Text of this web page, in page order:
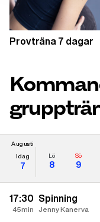
Provträna 7 dagar
Augusti
Idag
7
Lö
8
Sö
9
17:30
45min
Spinning
Jenny Kanerva